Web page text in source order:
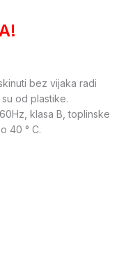
bez vijaka radi
od plastike.
klasa B, toplinske
40 ° C.